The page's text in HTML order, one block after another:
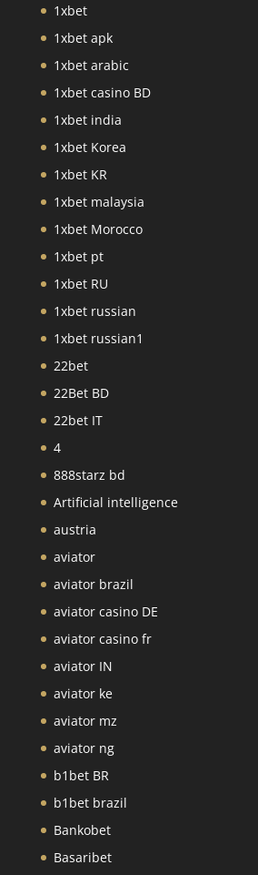
1xbet
1xbet apk
1xbet arabic
1xbet casino BD
1xbet india
1xbet Korea
1xbet KR
1xbet malaysia
1xbet Morocco
1xbet pt
1xbet RU
1xbet russian
1xbet russian1
22bet
22Bet BD
22bet IT
4
888starz bd
Artificial intelligence
austria
aviator
aviator brazil
aviator casino DE
aviator casino fr
aviator IN
aviator ke
aviator mz
aviator ng
b1bet BR
b1bet brazil
Bankobet
Basaribet